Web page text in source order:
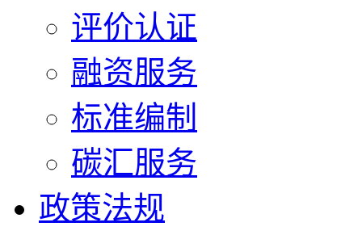
评价认证
融资服务
标准编制
碳汇服务
政策法规